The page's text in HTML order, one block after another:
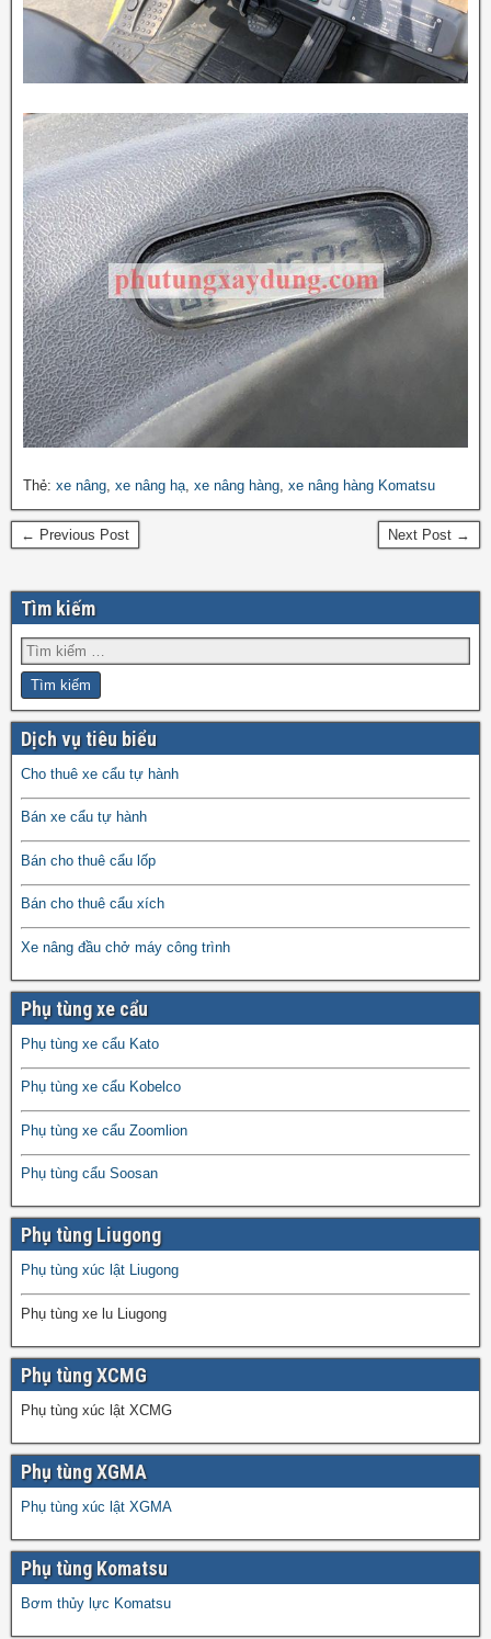
Thẻ: xe nâng xe nâng hạ xe nâng hàng xe nâng hàng Komatsu
← Previous Post Next Post →
Tìm kiếm
Dịch vụ tiêu biểu
Cho thuê xe cẩu tự hành
Bán xe cẩu tự hành
Bán cho thuê cẩu lốp
Bán cho thuê cẩu xích
Xe nâng đầu chở máy công trình
Phụ tùng xe cẩu
Phụ tùng xe cẩu Kato
Phụ tùng xe cẩu Kobelco
Phụ tùng xe cẩu Zoomlion
Phụ tùng cẩu Soosan
Phụ tùng Liugong
Phụ tùng xúc lật Liugong
Phụ tùng xe lu Liugong
Phụ tùng XCMG
Phụ tùng xúc lật XCMG
Phụ tùng XGMA
Phụ tùng xúc lật XGMA
Phụ tùng Komatsu
Bơm thủy lực Komatsu